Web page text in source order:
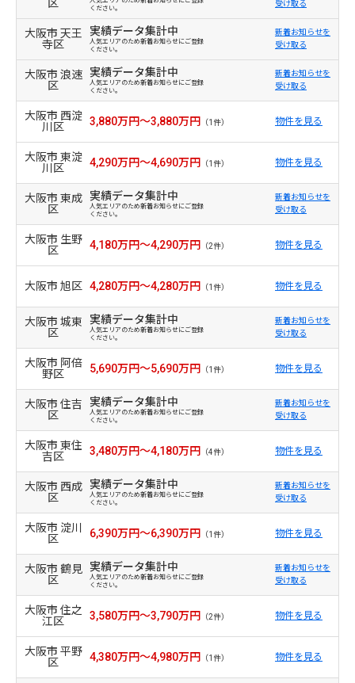
区
ください。
受け取る
大阪市 天王
寺区
実績データ集計中
人気エリアのため新着お知らせにご登録
ください。
新着お知らせを
受け取る
大阪市 浪速
区
実績データ集計中
人気エリアのため新着お知らせにご登録
ください。
新着お知らせを
受け取る
大阪市 西淀
川区
3,880万円～3,880万円 （1件） 物件を見る
大阪市 東淀
川区
4,290万円～4,690万円 （1件） 物件を見る
大阪市 東成
区
実績データ集計中
人気エリアのため新着お知らせにご登録
ください。
新着お知らせを
受け取る
大阪市 生野
区
4,180万円～4,290万円 （2件） 物件を見る
大阪市 旭区 4,280万円～4,280万円 （1件） 物件を見る
大阪市 城東
区
実績データ集計中
人気エリアのため新着お知らせにご登録
ください。
新着お知らせを
受け取る
大阪市 阿倍
野区
5,690万円～5,690万円 （1件） 物件を見る
大阪市 住吉
区
実績データ集計中
人気エリアのため新着お知らせにご登録
ください。
新着お知らせを
受け取る
大阪市 東住
吉区
3,480万円～4,180万円 （4件） 物件を見る
大阪市 西成
区
実績データ集計中
人気エリアのため新着お知らせにご登録
ください。
新着お知らせを
受け取る
大阪市 淀川
区
6,390万円～6,390万円 （1件） 物件を見る
大阪市 鶴見
区
実績データ集計中
人気エリアのため新着お知らせにご登録
ください。
新着お知らせを
受け取る
大阪市 住之
江区
3,580万円～3,790万円 （2件） 物件を見る
大阪市 平野
区
4,380万円～4,980万円 （1件） 物件を見る